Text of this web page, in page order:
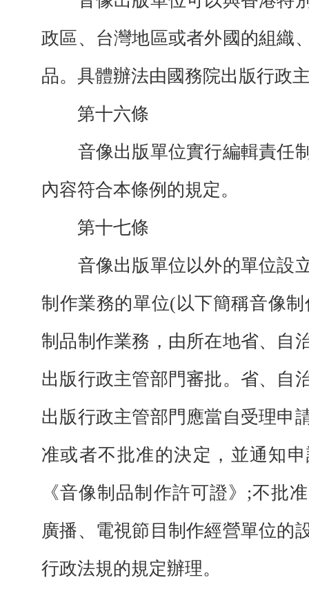
政區、台灣地區或者外國的組織
品。具體辦法由國務院出版行政
第十六條
音像出版單位實行編輯責任
內容符合本條例的規定。
第十七條
音像出版單位以外的單位設
制作業務的單位(以下簡稱音像
制品制作業務，由所在地省、自
出版行政主管部門審批。省、自
出版行政主管部門應當自受理申
准或者不批准的決定，並通知
《音像制品制作許可證》;不批
廣播、電視節目制作經營單位的
行政法規的規定辦理。